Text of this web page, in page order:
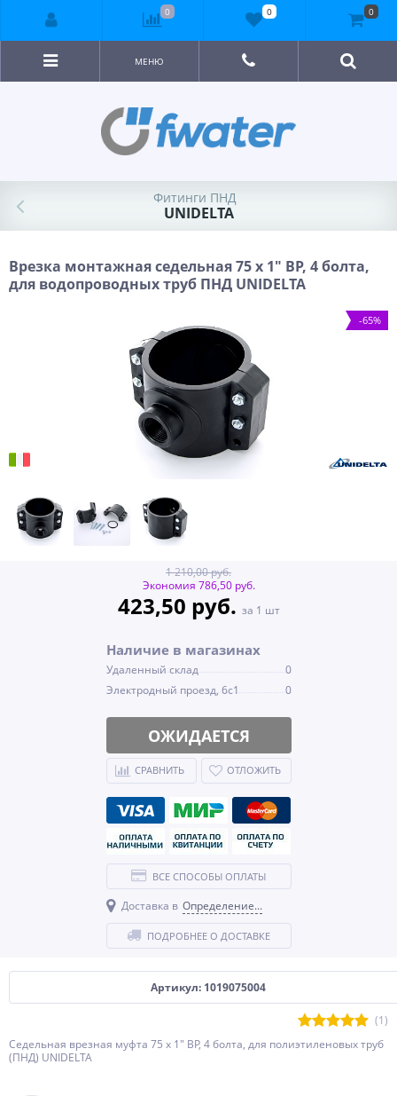
МЕНЮ
Фитинги ПНД
UNIDELTA
Врезка монтажная седельная 75 x 1" ВР, 4 болта,
для водопроводных труб ПНД UNIDELTA
-65%
Артикул: 1019075004
(1)
Седельная врезная муфта 75 x 1" ВР, 4 болта, для полиэтиленовых труб
(ПНД) UNIDELTA
1 210,00 руб.
Экономия 786,50 руб.
423,50 руб. за 1 шт
Наличие в магазинах
Удаленный склад
0
Электродный проезд, 6с1
0
ОЖИДАЕТСЯ
СРАВНИТЬ ОТЛОЖИТЬ
ВСЕ СПОСОБЫ ОПЛАТЫ
Доставка в Определение...
ПОДРОБНЕЕ О ДОСТАВКЕ
0 0 0